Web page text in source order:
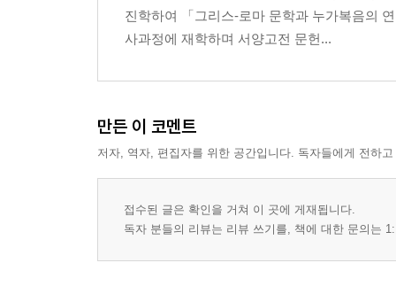
진학하여 「그리스-로마 문학과 누가복음의
사과정에 재학하며 서양고전 문헌...
만든 이 코멘트
저자, 역자, 편집자를 위한 공간입니다. 독자들에게 전하
접수된 글은 확인을 거쳐 이 곳에 게재됩니다.
독자 분들의 리뷰는 리뷰 쓰기를, 책에 대한 문의는